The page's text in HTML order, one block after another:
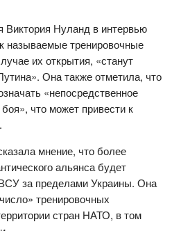
Виктория Нуланд в интервью
называемые тренировочные
их открытия, «станут
Она также отметила, что
«непосредственное
что может привести к
мнение, что более
альянса будет
за пределами Украины. Она
тренировочных
стран НАТО, в том